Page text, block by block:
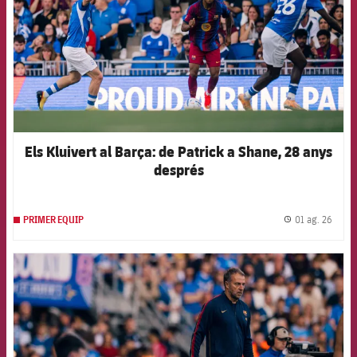
Els Kluivert al Barça: de Patrick a Shane, 28 anys
després
PRIMER EQUIP 01 ag. 26
FCB Barcelona badge